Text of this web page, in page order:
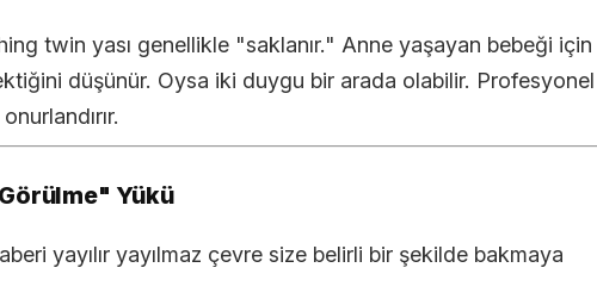
twin yası genellikle "saklanır." Anne yaşayan bebeği için
düşünür. Oysa iki duygu bir arada olabilir. Profesyonel
Yükü
yayılır yayılmaz çevre size belirli bir şekilde bakmaya